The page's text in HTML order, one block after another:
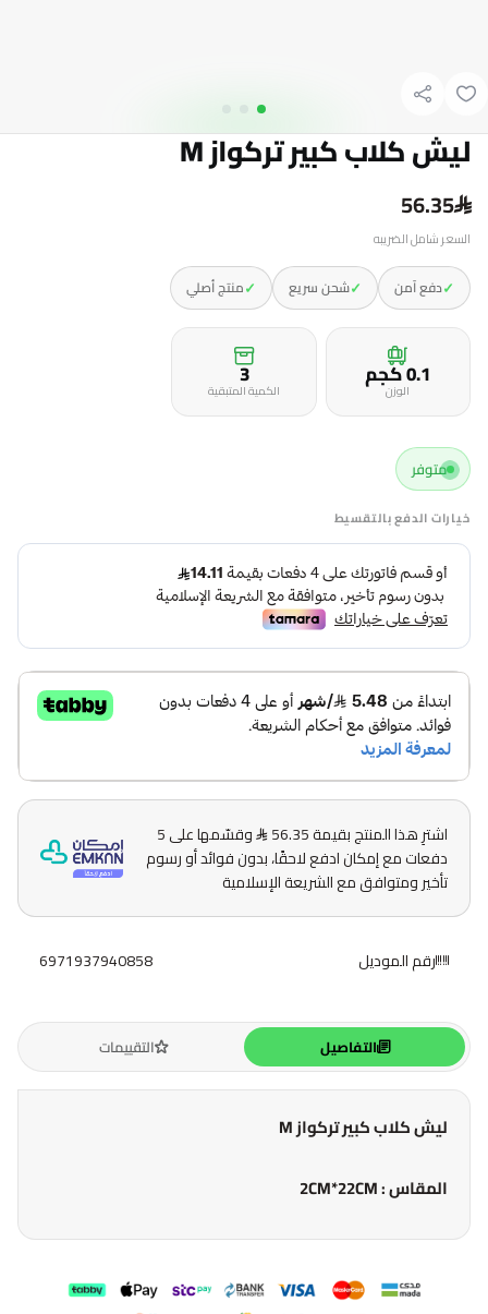
ليش كلاب كبير تركواز M
56.35
السعر شامل الضريبه
✓دفع آمن ✓شحن سريع ✓منتج أصلي
0.1 كجمالوزن 3
الكمية المتبقية
متوفر
خيارات الدفع بالتقسيط
اشترِ هذا المنتج بقيمة 56.35
وقسّمها على 5
دفعات مع إمكان ادفع لاحقًا، بدون فوائد أو رسوم
تأخير ومتوافق مع الشريعة الإسلامية
رقم الموديل 6971937940858
التفاصيل التقييمات
ليش كلاب كبير تركواز M
المقاس : 2CM*22CM